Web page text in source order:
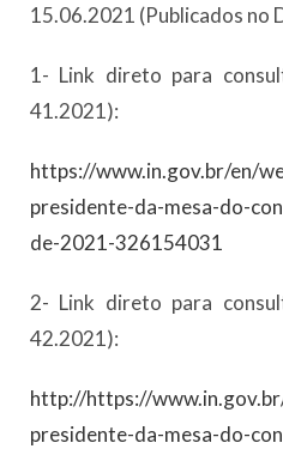
15.06.2021 (Publicados no
1- Link direto para
41.2021):
https://www.in.gov.br/en/
presidente-da-mesa-do-
de-2021-326154031
2- Link direto para
42.2021):
http://https://
presidente-da-mesa-do-